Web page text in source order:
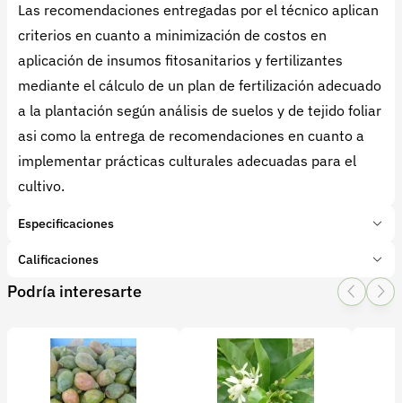
Las recomendaciones entregadas por el técnico aplican
criterios en cuanto a minimización de costos en
aplicación de insumos fitosanitarios y fertilizantes
mediante el cálculo de un plan de fertilización adecuado
a la plantación según análisis de suelos y de tejido foliar
asi como la entrega de recomendaciones en cuanto a
implementar prácticas culturales adecuadas para el
cultivo.
Especificaciones
Marca:
Sisdeagro SAS
Tipo de producto:Producto final
Subcategoría:Limón Tahiti
Calificaciones
1 Star
2 Star
3 Star4 Star
0 calificaciones
Podría interesarte